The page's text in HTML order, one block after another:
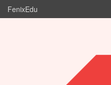
FenixEdu